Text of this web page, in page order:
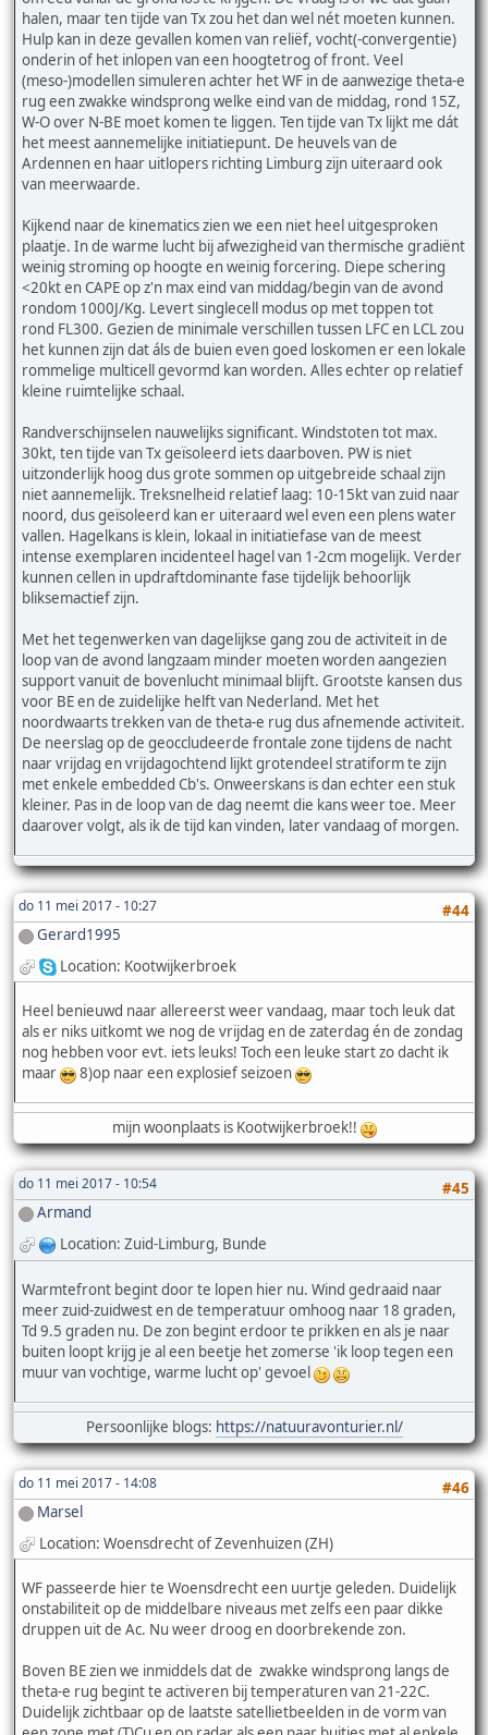
halen, maar ten tijde van Tx zou het dan wel nét moeten kunnen.
Hulp kan in deze gevallen komen van reliëf, vocht(-convergentie)
onderin of het inlopen van een hoogtetrog of front. Veel
(meso-)modellen simuleren achter het WF in de aanwezige theta-e
rug een zwakke windsprong welke eind van de middag, rond 15Z,
W-O over N-BE moet komen te liggen. Ten tijde van Tx lijkt me dát
het meest aannemelijke initiatiepunt. De heuvels van de
Ardennen en haar uitlopers richting Limburg zijn uiteraard ook
van meerwaarde.
Kijkend naar de kinematics zien we een niet heel uitgesproken
plaatje. In de warme lucht bij afwezigheid van thermische gradiënt
weinig stroming op hoogte en weinig forcering. Diepe schering
<20kt en CAPE op z'n max eind van middag/begin van de avond
rondom 1000J/Kg. Levert singlecell modus op met toppen tot
rond FL300. Gezien de minimale verschillen tussen LFC en LCL zou
het kunnen zijn dat áls de buien even goed loskomen er een lokale
rommelige multicell gevormd kan worden. Alles echter op relatief
kleine ruimtelijke schaal.
Randverschijnselen nauwelijks significant. Windstoten tot max.
30kt, ten tijde van Tx geïsoleerd iets daarboven. PW is niet
uitzonderlijk hoog dus grote sommen op uitgebreide schaal zijn
niet aannemelijk. Treksnelheid relatief laag: 10-15kt van zuid naar
noord, dus geïsoleerd kan er uiteraard wel even een plens water
vallen. Hagelkans is klein, lokaal in initiatiefase van de meest
intense exemplaren incidenteel hagel van 1-2cm mogelijk. Verder
kunnen cellen in updraftdominante fase tijdelijk behoorlijk
bliksemactief zijn.
Met het tegenwerken van dagelijkse gang zou de activiteit in de
loop van de avond langzaam minder moeten worden aangezien
support vanuit de bovenlucht minimaal blijft. Grootste kansen dus
voor BE en de zuidelijke helft van Nederland. Met het
noordwaarts trekken van de theta-e rug dus afnemende activiteit.
De neerslag op de geoccludeerde frontale zone tijdens de nacht
naar vrijdag en vrijdagochtend lijkt grotendeel stratiform te zijn
met enkele embedded Cb's. Onweerskans is dan echter een stuk
kleiner. Pas in de loop van de dag neemt die kans weer toe. Meer
daarover volgt, als ik de tijd kan vinden, later vandaag of morgen.
do 11 mei 2017 - 10:27
#44
Gerard1995
Location: Kootwijkerbroek
Heel benieuwd naar allereerst weer vandaag, maar toch leuk dat
als er niks uitkomt we nog de vrijdag en de zaterdag én de zondag
nog hebben voor evt. iets leuks! Toch een leuke start zo dacht ik
maar
8)op naar een explosief seizoen
mijn woonplaats is Kootwijkerbroek!!
do 11 mei 2017 - 10:54
#45
Armand
Location: Zuid-Limburg, Bunde
Warmtefront begint door te lopen hier nu. Wind gedraaid naar
meer zuid-zuidwest en de temperatuur omhoog naar 18 graden,
Td 9.5 graden nu. De zon begint erdoor te prikken en als je naar
buiten loopt krijg je al een beetje het zomerse 'ik loop tegen een
muur van vochtige, warme lucht op' gevoel
Persoonlijke blogs: https://natuuravonturier.nl/
do 11 mei 2017 - 14:08
#46
Marsel
Location: Woensdrecht of Zevenhuizen (ZH)
WF passeerde hier te Woensdrecht een uurtje geleden. Duidelijk
onstabiliteit op de middelbare niveaus met zelfs een paar dikke
druppen uit de Ac. Nu weer droog en doorbrekende zon.
Boven BE zien we inmiddels dat de zwakke windsprong langs de
theta-e rug begint te activeren bij temperaturen van 21-22C.
Duidelijk zichtbaar op de laatste satellietbeelden in de vorm van